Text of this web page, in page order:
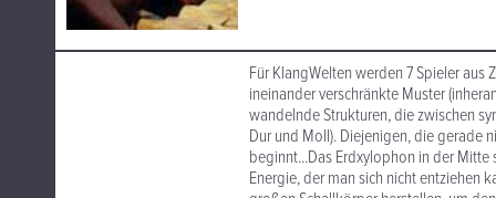
Für KlangWelten werden 7 Spieler
ineinander verschränkte Muster
wandelnde Strukturen, die zwischen
Dur und Moll). Diejenigen, die gerade
beginnt...Das Erdxylophon in der
Energie, der man sich nicht entziehen